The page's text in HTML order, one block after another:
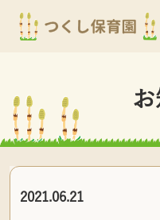
2021.06.21